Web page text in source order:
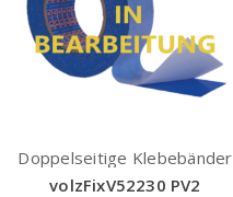
Doppelseitige Klebebänder
volzFixV52230 PV2